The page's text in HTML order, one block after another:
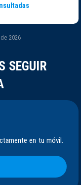
2026
SEGUIR
en tu móvil.